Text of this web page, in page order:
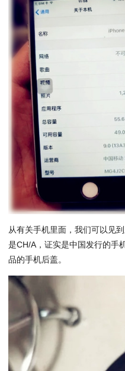
从有关手机里面，我们可以见
是CH/A，证实是中国发行的手
品的手机后盖。